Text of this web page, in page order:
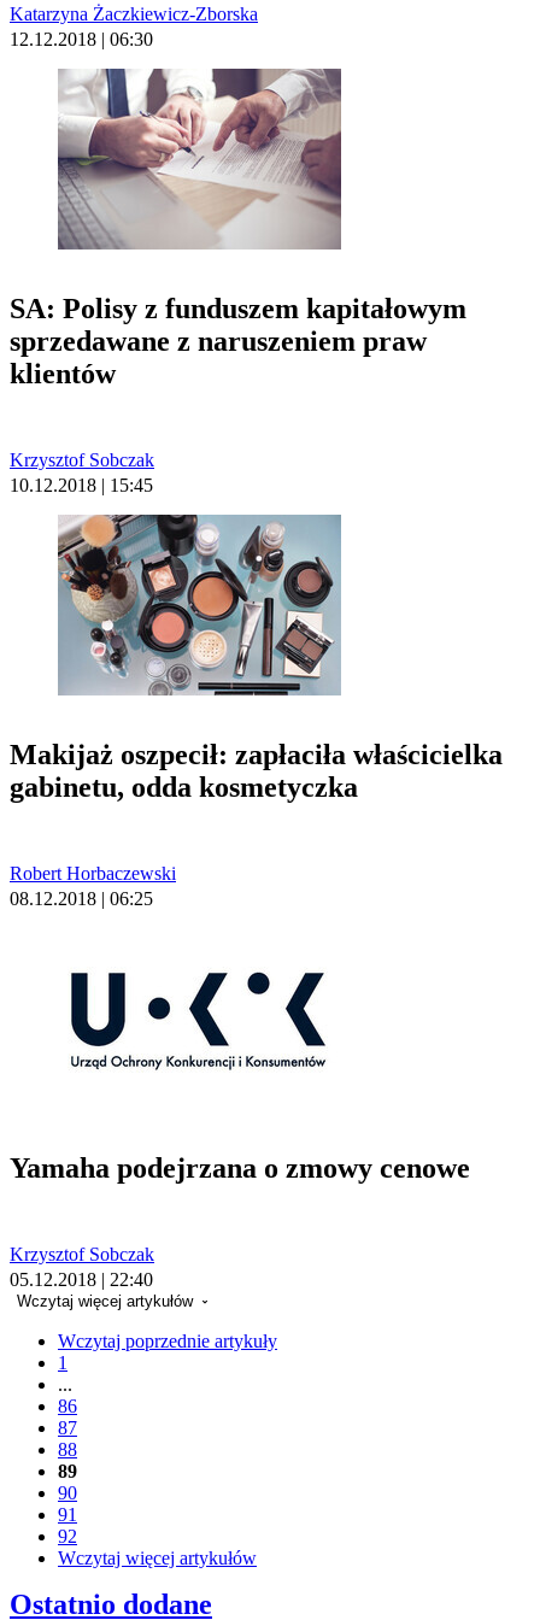
Katarzyna Żaczkiewicz-Zborska
12.12.2018 | 06:30
SA: Polisy z funduszem kapitałowym
sprzedawane z naruszeniem praw
klientów
Krzysztof Sobczak
10.12.2018 | 15:45
Makijaż oszpecił: zapłaciła właścicielka
gabinetu, odda kosmetyczka
Robert Horbaczewski
08.12.2018 | 06:25
Yamaha podejrzana o zmowy cenowe
Krzysztof Sobczak
05.12.2018 | 22:40
Wczytaj więcej artykułów
Wczytaj poprzednie artykuły
1
...
86
87
88
89
90
91
92
Wczytaj więcej artykułów
Ostatnio dodane